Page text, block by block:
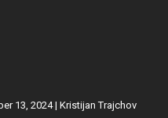
13, 2024 | Kristijan Trajchov